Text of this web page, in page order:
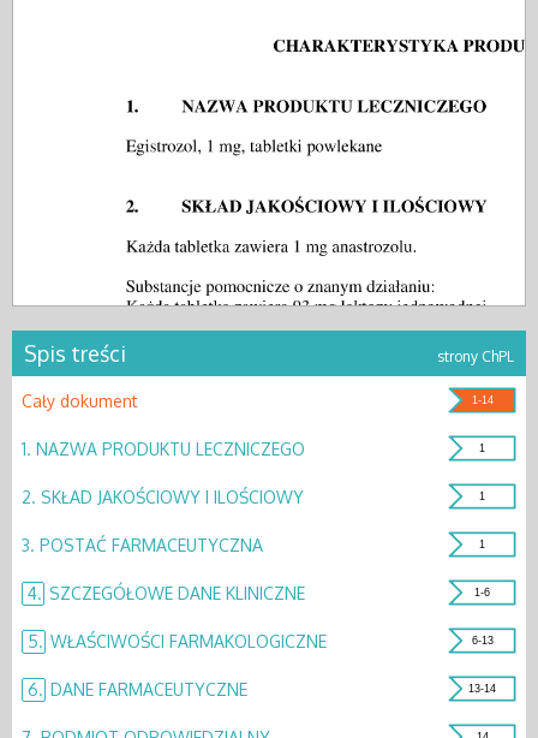
Spis treści strony ChPL
Cały dokument 1-14
1. NAZWA PRODUKTU LECZNICZEGO 1
2. SKŁAD JAKOŚCIOWY I ILOŚCIOWY 1
3. POSTAĆ FARMACEUTYCZNA 1
4. SZCZEGÓŁOWE DANE KLINICZNE 1-6
5. WŁAŚCIWOŚCI FARMAKOLOGICZNE 6-13
6. DANE FARMACEUTYCZNE 13-14